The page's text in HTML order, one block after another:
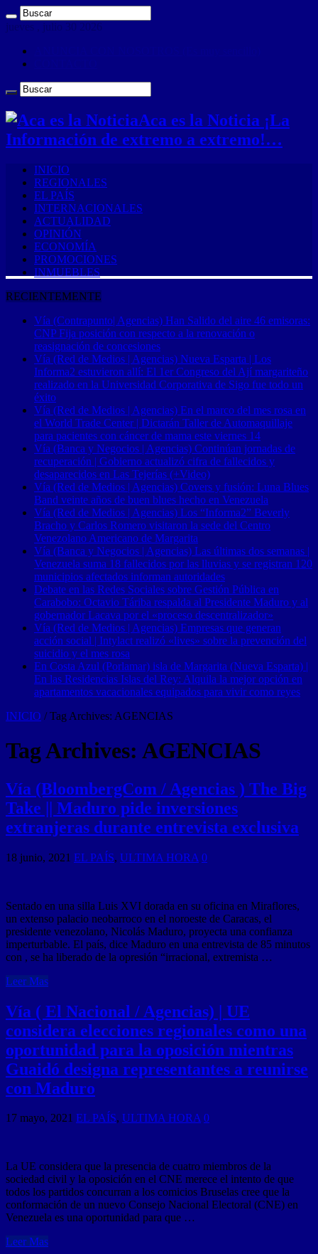
jueves , julio 30 2026
Aca es la Noticia ¡La
Información de extremo a extremo!…
INICIO
REGIONALES
EL PAÍS
INTERNACIONALES
ACTUALIDAD
OPINIÓN
ECONOMÍA
PROMOCIONES
INMUEBLES
RECIENTEMENTE
Vía (Contrapunto| Agencias) Han Salido del aire 46 emisoras:
CNP Fija posición con respecto a la renovación o
reasignación de concesiones
Vía (Red de Medios | Agencias) Nueva Esparta | Los
Informa2 estuvieron allí: El 1er Congreso del Ají margariteño
realizado en la Universidad Corporativa de Sigo fue todo un
éxito
Vía (Red de Medios | Agencias) En el marco del mes rosa en
el World Trade Center | Dictarán Taller de Automaquillaje
para pacientes con cáncer de mama este viernes 14
Vía (Banca y Negocios | Agencias) Continúan jornadas de
recuperación | Gobierno actualizó cifra de fallecidos y
desaparecidos en Las Tejerías (+Video)
Vía (Red de Medios | Agencias) Covers y fusión: Luna Blues
Band veinte años de buen blues hecho en Venezuela
Vía (Red de Medios | Agencias) Los “Informa2” Beverly
Bracho y Carlos Romero visitaron la sede del Centro
Venezolano Americano de Margarita
Vía (Banca y Negocios | Agencias) Las últimas dos semanas |
Venezuela suma 18 fallecidos por las lluvias y se registran 120
municipios afectados informan autoridades
Debate en las Redes Sociales sobre Gestión Pública en
Carabobo: Octavio Táriba respalda al Presidente Maduro y al
gobernador Lacava por el «proceso descentralizador»
Vía (Red de Medios | Agencias) Empresas que generan
acción social | Intylact realizó «lives» sobre la prevención del
suicidio y el mes rosa
En Costa Azul (Porlamar) isla de Margarita (Nueva Esparta) |
En las Residencias Islas del Rey: Alquila la mejor opción en
apartamentos vacacionales equipados para vivir como reyes
INICIO / Tag Archives: AGENCIAS
Tag Archives: AGENCIAS
Vía (BloombergCom / Agencias ) The Big
Take || Maduro pide inversiones
extranjeras durante entrevista exclusiva
18 junio, 2021 EL PAÍS, ULTIMA HORA 0
Sentado en una silla Luis XVI dorada en su oficina en Miraflores,
un extenso palacio neobarroco en el noroeste de Caracas, el
presidente venezolano, Nicolás Maduro, proyecta una confianza
imperturbable. El país, dice Maduro en una entrevista de 85 minutos
con , se ha liberado de la opresión “irracional, extremista …
Leer Mas
Vía ( El Nacional / Agencias) | UE
considera elecciones regionales como una
oportunidad para la oposición mientras
Guaidó designa representantes a reunirse
con Maduro
17 mayo, 2021 EL PAÍS, ULTIMA HORA 0
La UE considera que la presencia de cuatro miembros de la
sociedad civil y la oposición en el CNE merece el intento de que
todos los partidos concurran a los comicios Bruselas cree que la
conformación de un nuevo Consejo Nacional Electoral (CNE) en
Venezuela es una oportunidad para que …
Leer Mas